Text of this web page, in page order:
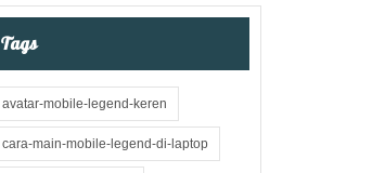
Tags
avatar-mobile-legend-keren
cara-main-mobile-legend-di-laptop